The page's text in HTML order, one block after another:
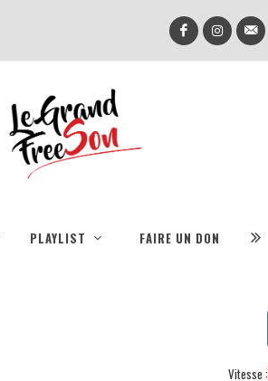
PLAYLIST FAIRE UN DON
Vitesse :